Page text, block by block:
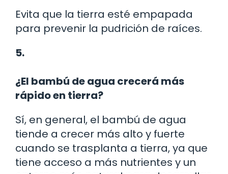
Evita que la tierra esté empapada
para prevenir la pudrición de raíces.
5.
¿El bambú de agua crecerá más
rápido en tierra?
Sí, en general, el bambú de agua
tiende a crecer más alto y fuerte
cuando se trasplanta a tierra, ya que
tiene acceso a más nutrientes y un